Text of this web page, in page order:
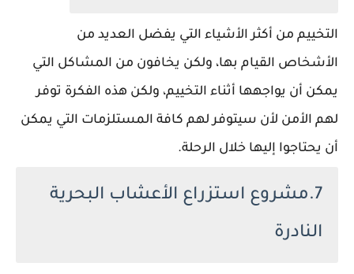
التخييم من أكثر الأشياء التي يفضل العديد من
الأشخاص القيام بها، ولكن يخافون من المشاكل التي
يمكن أن يواجهها أثناء التخييم، ولكن هذه الفكرة توفر
لهم الأمن لأن سيتوفر لهم كافة المستلزمات التي يمكن
أن يحتاجوا إليها خلال الرحلة.
7.مشروع استزراع الأعشاب البحرية
النادرة